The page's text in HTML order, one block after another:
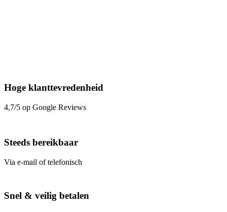
Hoge klanttevredenheid
4,7/5 op Google Reviews
Steeds bereikbaar
Via e-mail of telefonisch
Snel & veilig betalen